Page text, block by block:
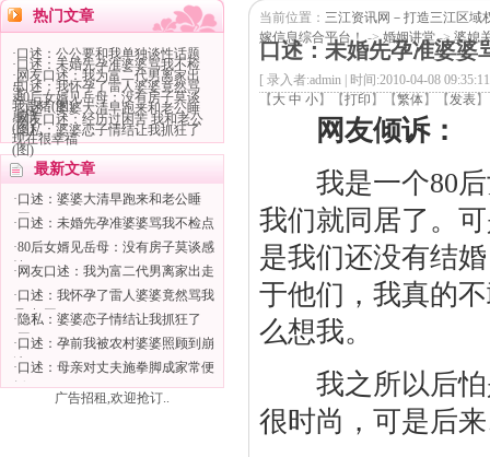
热门文章
·口述：公公要和我单独谈性话题
·口述：未婚先孕准婆婆骂我不检
点
· 网友口述：我为富二代男离家出
走
·口述：我怀孕了雷人婆婆竟然骂
我是猪(图)
·80后女婿见岳母：没有房子莫谈
感情
·口述：婆婆大清早跑来和老公睡
(图)
·网友口述：经历过困苦 我和老公
现在很幸福
·隐私：婆婆恋子情结让我抓狂了
(图)
最新文章
·口述：婆婆大清早跑来和老公睡
(图)
·口述：未婚先孕准婆婆骂我不检点
·80后女婿见岳母：没有房子莫谈感
情
· 网友口述：我为富二代男离家出走
·口述：我怀孕了雷人婆婆竟然骂我
是猪(图)
·隐私：婆婆恋子情结让我抓狂了
(图)
·口述：孕前我被农村婆婆照顾到崩
溃
·口述：母亲对丈夫施拳脚成家常便
饭
广告招租,欢迎抢订..
当前位置： 三江资讯网－打造三江区域
嫁信息综合平台！->婚姻讲堂->婆媳
口述：未婚先孕准婆婆
[ 录入者:admin | 时间:2010-04-08
【 大 中 小】【打印 】 【繁体】【发表
网友倾诉：
我是一个80后
我们就同居了。
是我们还没有结
于他们，我真的
么想我。
我之所以后怕
很时尚，可是后
asp大马 asp木马
asp大马 asp木马